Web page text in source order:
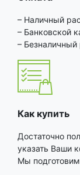
– Наличный
– Банковской
– Безналичный
Как купить
Достаточно
указать Ваши
Мы